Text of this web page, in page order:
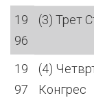
19
96
(3) Трет
19
97
(4)
Конгрес